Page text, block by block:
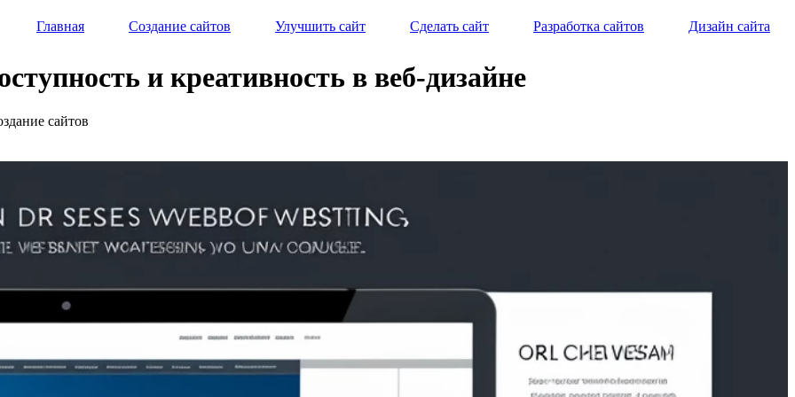
Главная Создание сайтов Улучшить сайт Сделать сайт Разработка сайтов Дизайн сайта
и креативность в веб-дизайне
сайтов